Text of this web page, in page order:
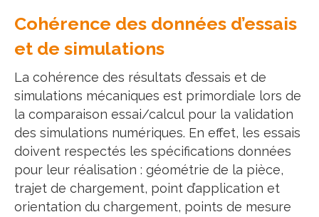
Cohérence des données d’essais
et de simulations
La cohérence des résultats d’essais et de
simulations mécaniques est primordiale lors de
la comparaison essai/calcul pour la validation
des simulations numériques. En effet, les essais
doivent respectés les spécifications données
pour leur réalisation : géométrie de la pièce,
trajet de chargement, point d’application et
orientation du chargement, points de mesure